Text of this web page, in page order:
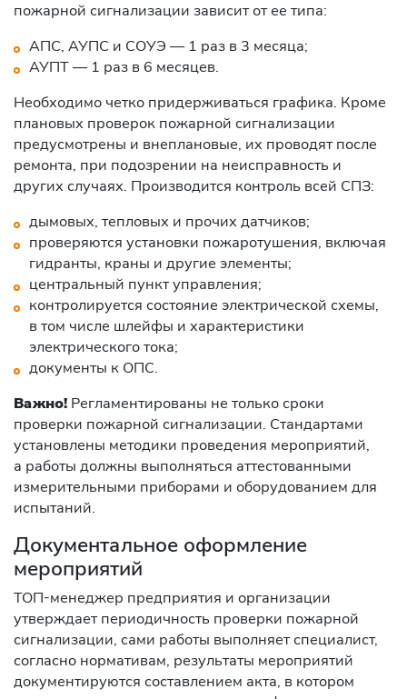
пожарной сигнализации зависит от ее типа:
АПС, АУПС и СОУЭ — 1 раз в 3 месяца;
АУПТ — 1 раз в 6 месяцев.
Необходимо четко придерживаться графика. Кроме
плановых проверок пожарной сигнализации
предусмотрены и внеплановые, их проводят после
ремонта, при подозрении на неисправность и
других случаях. Производится контроль всей СПЗ:
дымовых, тепловых и прочих датчиков;
проверяются установки пожаротушения, включая
гидранты, краны и другие элементы;
центральный пункт управления;
контролируется состояние электрической схемы,
в том числе шлейфы и характеристики
электрического тока;
документы к ОПС.
Важно! Регламентированы не только сроки
проверки пожарной сигнализации. Стандартами
установлены методики проведения мероприятий,
а работы должны выполняться аттестованными
измерительными приборами и оборудованием для
испытаний.
Документальное оформление
мероприятий
ТОП-менеджер предприятия и организации
утверждает периодичность проверки пожарной
сигнализации, сами работы выполняет специалист,
согласно нормативам, результаты мероприятий
документируются составлением акта, в котором